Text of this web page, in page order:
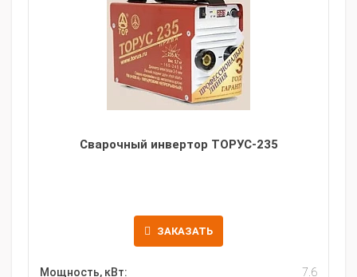
Сварочный инвертор ТОРУС-235
ЗАКАЗАТЬ
Мощность, кВт:
7.6